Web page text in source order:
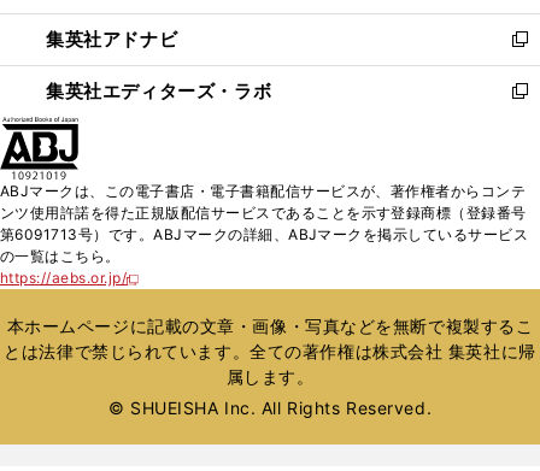
開
く
ウ
で
開
く
ン
ド
ウ
で
ウ
ィ
ン
ド
く
集英社アドナビ
新
し
い
ド
ウ
で
集英社エディターズ・ラボ
新
ィ
ン
ド
開
く
ABJマークは、この電子書店・電子書籍配信サービスが、著作権者からコンテ
ンツ使用許諾を得た正規版配信サービスであることを示す登録商標（登録番号
第6091713号）です。ABJマークの詳細、ABJマークを掲示しているサービス
の一覧はこちら。
https://aebs.or.jp/
新
い
ウ
ィ
ウ
本ホームページに記載の文章・画像・写真などを無断で複製するこ
とは法律で禁じられています。全ての著作権は株式会社 集英社に帰
属します。
© SHUEISHA Inc. All Rights Reserved.